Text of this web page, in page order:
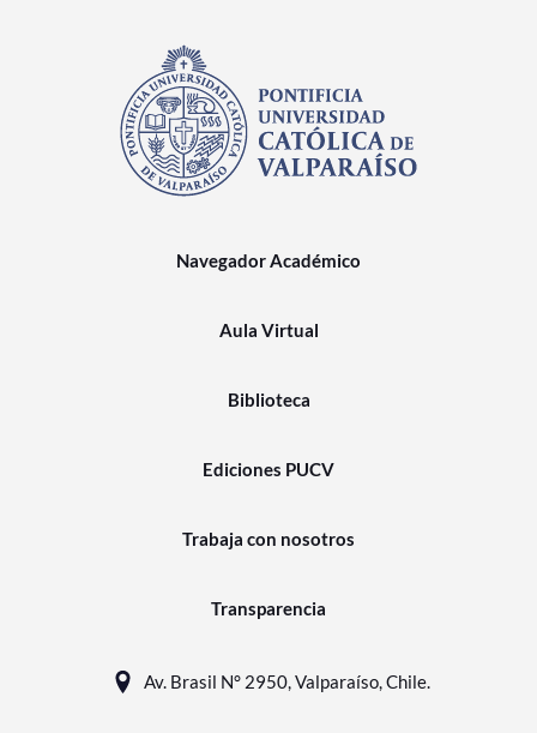
Navegador Académico
Aula Virtual
Biblioteca
Ediciones PUCV
Trabaja con nosotros
Transparencia
Av. Brasil N° 2950, Valparaíso, Chile.